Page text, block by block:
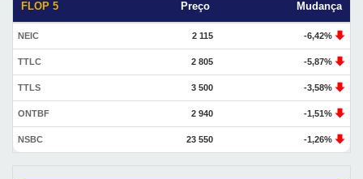
FLOP 5 Preço Mudança
NEIC 2 115 -6,42%
TTLC 2 805 -5,87%
TTLS 3 500 -3,58%
ONTBF 2 940 -1,51%
NSBC 23 550 -1,26%